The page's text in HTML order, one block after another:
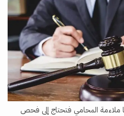
ملاءمة المحامي فتحتاج إلى فحص